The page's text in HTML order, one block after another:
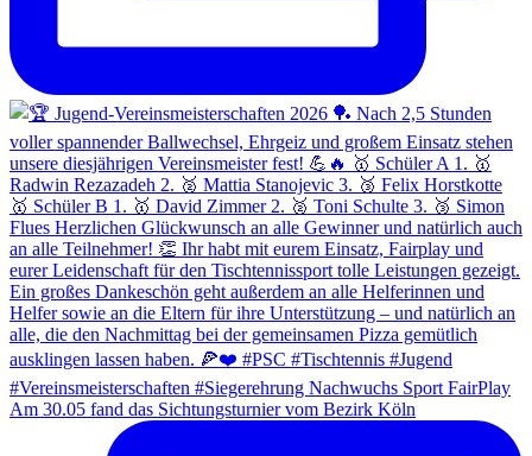
Am 30.05 fand das Sichtungsturnier vom Bezirk Köln